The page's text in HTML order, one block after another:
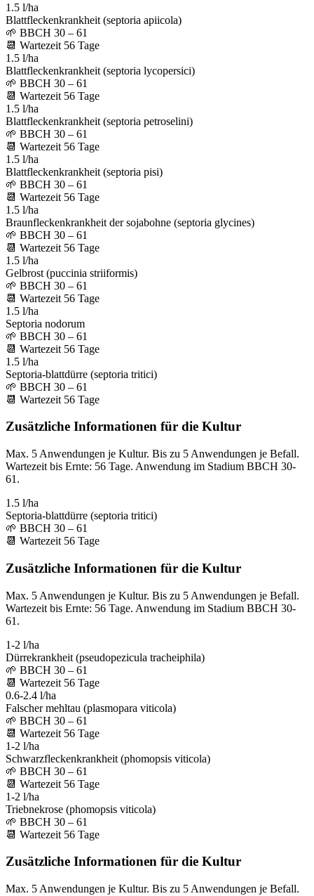
1.5 l/ha
Blattfleckenkrankheit (septoria apiicola)
🌱 BBCH 30 – 61
📆 Wartezeit 56 Tage
1.5 l/ha
Blattfleckenkrankheit (septoria lycopersici)
🌱 BBCH 30 – 61
📆 Wartezeit 56 Tage
1.5 l/ha
Blattfleckenkrankheit (septoria petroselini)
🌱 BBCH 30 – 61
📆 Wartezeit 56 Tage
1.5 l/ha
Blattfleckenkrankheit (septoria pisi)
🌱 BBCH 30 – 61
📆 Wartezeit 56 Tage
1.5 l/ha
Braunfleckenkrankheit der sojabohne (septoria glycines)
🌱 BBCH 30 – 61
📆 Wartezeit 56 Tage
1.5 l/ha
Gelbrost (puccinia striiformis)
🌱 BBCH 30 – 61
📆 Wartezeit 56 Tage
1.5 l/ha
Septoria nodorum
🌱 BBCH 30 – 61
📆 Wartezeit 56 Tage
1.5 l/ha
Septoria-blattdürre (septoria tritici)
🌱 BBCH 30 – 61
📆 Wartezeit 56 Tage
Zusätzliche Informationen für die Kultur
Max. 5 Anwendungen je Kultur. Bis zu 5 Anwendungen je Befall.
Wartezeit bis Ernte: 56 Tage. Anwendung im Stadium BBCH 30-
61.
1.5 l/ha
Septoria-blattdürre (septoria tritici)
🌱 BBCH 30 – 61
📆 Wartezeit 56 Tage
Zusätzliche Informationen für die Kultur
Max. 5 Anwendungen je Kultur. Bis zu 5 Anwendungen je Befall.
Wartezeit bis Ernte: 56 Tage. Anwendung im Stadium BBCH 30-
61.
1-2 l/ha
Dürrekrankheit (pseudopezicula tracheiphila)
🌱 BBCH 30 – 61
📆 Wartezeit 56 Tage
0.6-2.4 l/ha
Falscher mehltau (plasmopara viticola)
🌱 BBCH 30 – 61
📆 Wartezeit 56 Tage
1-2 l/ha
Schwarzfleckenkrankheit (phomopsis viticola)
🌱 BBCH 30 – 61
📆 Wartezeit 56 Tage
1-2 l/ha
Triebnekrose (phomopsis viticola)
🌱 BBCH 30 – 61
📆 Wartezeit 56 Tage
Zusätzliche Informationen für die Kultur
Max. 5 Anwendungen je Kultur. Bis zu 5 Anwendungen je Befall.